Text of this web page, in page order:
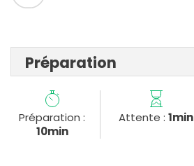
Préparation
Préparation :
10min
Attente :1min